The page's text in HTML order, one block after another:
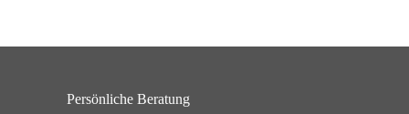
Persönliche Beratung